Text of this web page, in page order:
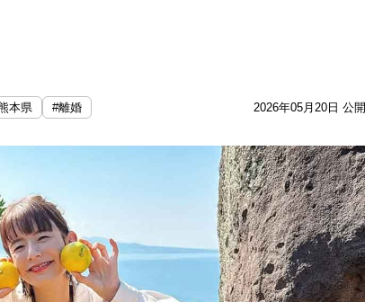
本県 #離婚 2026年05月20日 公開